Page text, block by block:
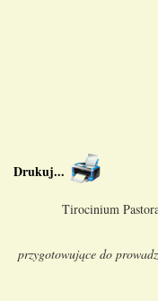
Drukuj...
Tirocinium
przygotowujące do